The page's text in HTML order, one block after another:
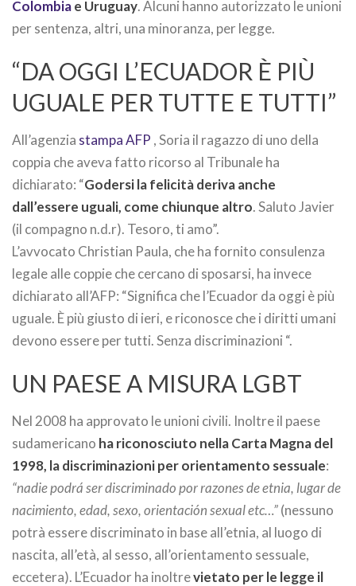
Colombiae Uruguay. Alcuni hanno autorizzato le unioni
per sentenza, altri, una minoranza, per legge.
“DA OGGI L’ECUADOR È PIÙ
UGUALE PER TUTTE E TUTTI”
All’agenzia stampa AFP , Soria il ragazzo di uno della
coppia che aveva fatto ricorso al Tribunale ha
dichiarato: “Godersi la felicità deriva anche
dall’essere uguali, come chiunque altro. Saluto Javier
(il compagno n.d.r). Tesoro, ti amo”.
L’avvocato Christian Paula, che ha fornito consulenza
legale alle coppie che cercano di sposarsi, ha invece
dichiarato all’AFP: “Significa che l’Ecuador da oggi è più
uguale. È più giusto di ieri, e riconosce che i diritti umani
devono essere per tutti. Senza discriminazioni “.
UN PAESE A MISURA LGBT
Nel 2008 ha approvato le unioni civili. Inoltre il paese
sudamericano ha riconosciuto nella Carta Magna del
1998, la discriminazioni per orientamento sessuale:
“nadie podrá ser discriminado por razones de etnia, lugar de
nacimiento, edad, sexo, orientación sexual etc…”(nessuno
potrà essere discriminato in base all’etnia, al luogo di
nascita, all’età, al sesso, all’orientamento sessuale,
eccetera). L’Ecuador ha inoltrevietato per le legge il